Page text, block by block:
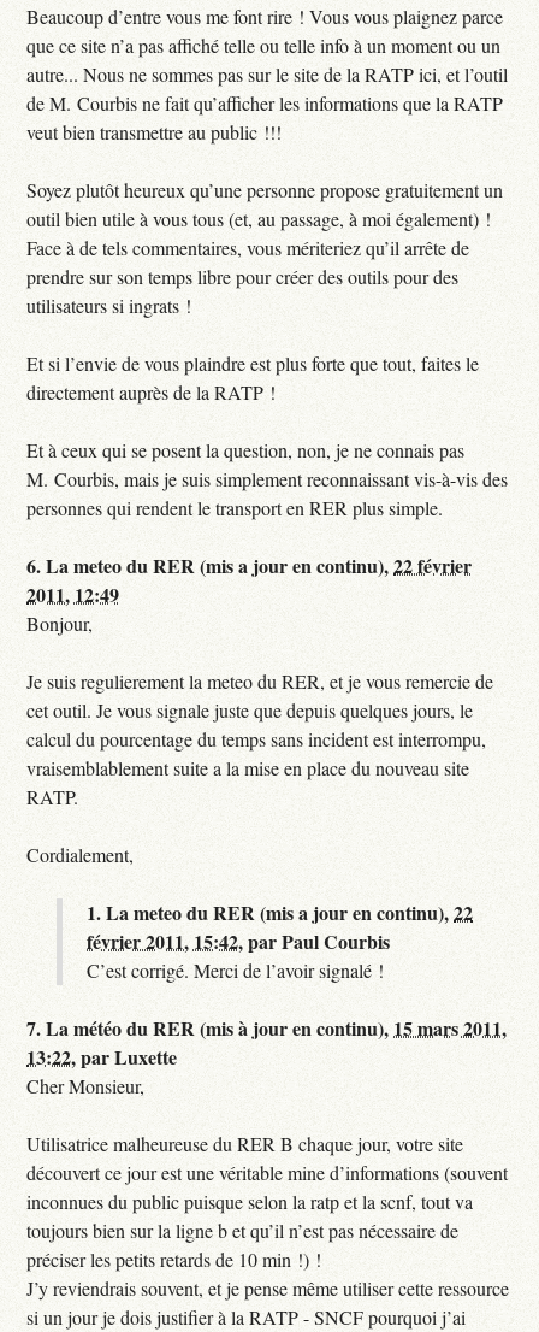
Beaucoup d’entre vous me font rire ! Vous vous plaignez parce
que ce site n’a pas affiché telle ou telle info à un moment ou un
autre... Nous ne sommes pas sur le site de la RATP ici, et l’outil
de M. Courbis ne fait qu’afficher les informations que la RATP
veut bien transmettre au public !!!
Soyez plutôt heureux qu’une personne propose gratuitement un
outil bien utile à vous tous (et, au passage, à moi également) !
Face à de tels commentaires, vous mériteriez qu’il arrête de
prendre sur son temps libre pour créer des outils pour des
utilisateurs si ingrats !
Et si l’envie de vous plaindre est plus forte que tout, faites le
directement auprès de la RATP !
Et à ceux qui se posent la question, non, je ne connais pas
M. Courbis, mais je suis simplement reconnaissant vis-à-vis des
personnes qui rendent le transport en RER plus simple.
6.La meteo du RER (mis a jour en continu),22 février
2011, 12:49
Bonjour,
Je suis regulierement la meteo du RER, et je vous remercie de
cet outil. Je vous signale juste que depuis quelques jours, le
calcul du pourcentage du temps sans incident est interrompu,
vraisemblablement suite a la mise en place du nouveau site
RATP.
Cordialement,
1.La meteo du RER (mis a jour en continu),22
février 2011, 15:42,parPaul Courbis
C’est corrigé. Merci de l’avoir signalé !
7.La météo du RER (mis à jour en continu), 15 mars 2011,
13:22,parLuxette
Cher Monsieur,
Utilisatrice malheureuse du RER B chaque jour, votre site
découvert ce jour est une véritable mine d’informations (souvent
inconnues du public puisque selon la ratp et la scnf, tout va
toujours bien sur la ligne b et qu’il n’est pas nécessaire de
préciser les petits retards de 10 min !) !
J’y reviendrais souvent, et je pense même utiliser cette ressource
si un jour je dois justifier à la RATP - SNCF pourquoi j’ai